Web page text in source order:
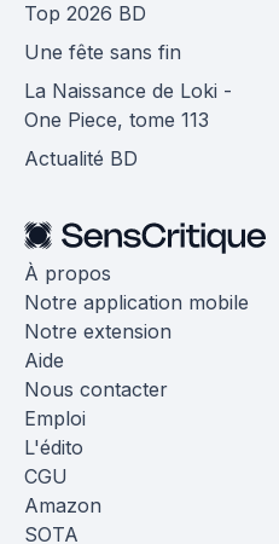
Top 2026 BD
Une fête sans fin
La Naissance de Loki -
One Piece, tome 113
Actualité BD
À propos
Notre application mobile
Notre extension
Aide
Nous contacter
Emploi
L'édito
CGU
Amazon
SOTA